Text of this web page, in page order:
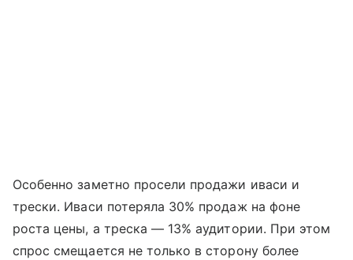
Особенно заметно просели продажи иваси и
трески. Иваси потеряла 30% продаж на фоне
роста цены, а треска — 13% аудитории. При этом
спрос смещается не только в сторону более